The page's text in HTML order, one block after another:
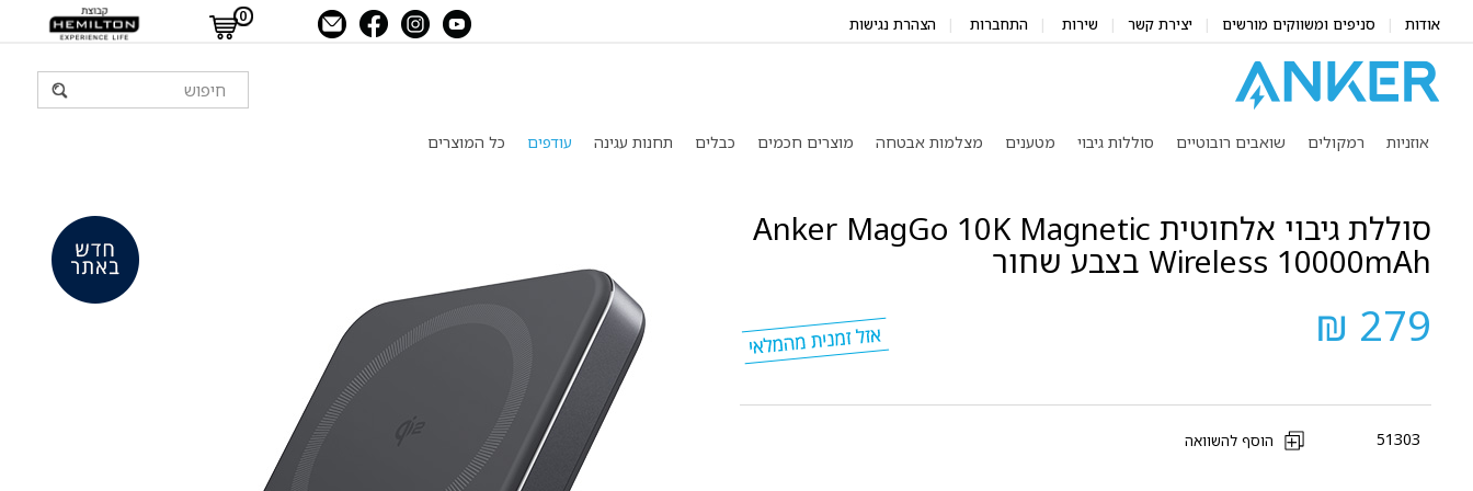
אודות סניפים ומשווקים מורשים יצירת קשר שירות התחברות הצהרת נגישות 0
אוזניות רמקולים שואבים רובוטיים סוללות גיבוי מטענים מצלמות אבטחה מוצרים חכמים כבלים תחנות עגינה עודפים כל המוצרים
סוללת גיבוי אלחוטית Anker MagGo 10K Magnetic
Wireless 10000mAh בצבע שחור
279 ₪
51303 הוסף להשוואה